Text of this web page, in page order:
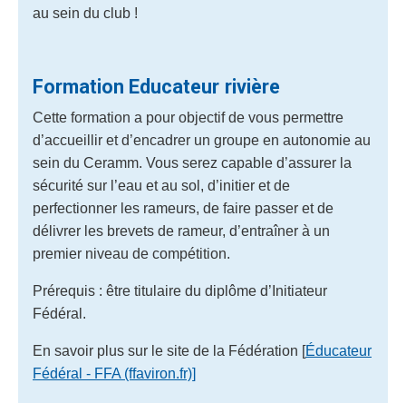
au sein du club !
Formation Educateur rivière
Cette formation a pour objectif de vous permettre
d’accueillir et d’encadrer un groupe en autonomie au
sein du Ceramm. Vous serez capable d’assurer la
sécurité sur l’eau et au sol, d’initier et de
perfectionner les rameurs, de faire passer et de
délivrer les brevets de rameur, d’entraîner à un
premier niveau de compétition.
Prérequis : être titulaire du diplôme d’Initiateur
Fédéral.
En savoir plus sur le site de la Fédération [Éducateur
Fédéral - FFA (ffaviron.fr)]